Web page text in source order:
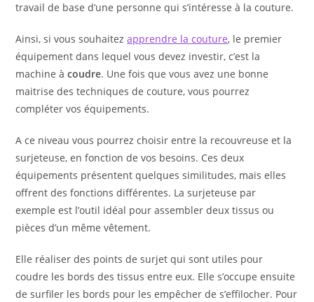
travail de base d’une personne qui s’intéresse à la couture.
Ainsi, si vous souhaitezapprendre la couture, le premier
équipement dans lequel vous devez investir, c’est la
machine àcoudre. Une fois que vous avez une bonne
maitrise des techniques de couture, vous pourrez
compléter vos équipements.
A ce niveau vous pourrez choisir entre la recouvreuse et la
surjeteuse, en fonction de vos besoins. Ces deux
équipements présentent quelques similitudes, mais elles
offrent des fonctions différentes. La surjeteuse par
exemple est l’outil idéal pour assembler deux tissus ou
pièces d’un même vêtement.
Elle réaliser des points de surjet qui sont utiles pour
coudre les bords des tissus entre eux. Elle s’occupe ensuite
de surfiler les bords pour les empêcher de s’effilocher. Pour